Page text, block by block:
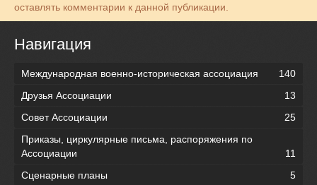
оставлять комментарии к данной публикации.
Навигация
Международная военно-историческая ассоциация
140
Друзья Ассоциации
13
Совет Ассоциации
25
Приказы, циркулярные письма, распоряжения по
Ассоциации
11
Сценарные планы
5